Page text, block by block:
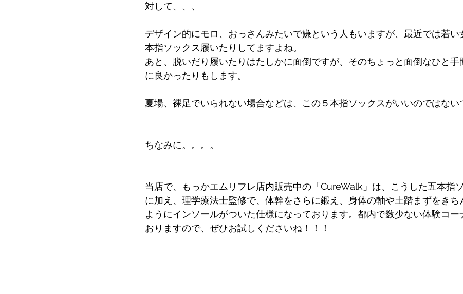
対して、、、
デザイン的にモロ、おっさんみたいで嫌という人もいますが、最近では若い
本指ソックス履いたりしてますよね。
あと、脱いだり履いたりはたしかに面倒ですが、そのちょっと面倒なひと手
に良かったりもします。
夏場、裸足でいられない場合などは、この５本指ソックスがいいのではない
ちなみに。。。。
当店で、もっかエムリフレ店内販売中の「CureWalk」は、こうした五本指
に加え、理学療法士監修で、体幹をさらに鍛え、身体の軸や土踏まずをきち
ようにインソールがついた仕様になっております。都内で数少ない体験コー
おりますので、ぜひお試しくださいね！！！